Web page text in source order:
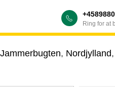
Ring for at
Jammerbugten, Nordjylland,